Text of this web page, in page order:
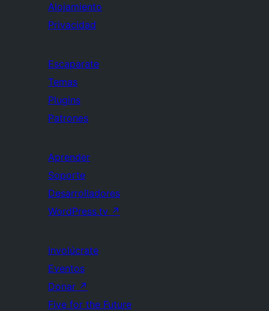
Alojamiento
Privacidad
Escaparate
Temas
Plugins
Patrones
Aprender
Soporte
Desarrolladores
WordPress.tv ↗
Involúcrate
Eventos
Donar ↗
Five for the Future